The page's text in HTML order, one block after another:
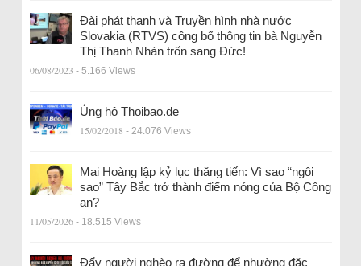
Đài phát thanh và Truyền hình nhà nước
Slovakia (RTVS) công bố thông tin bà Nguyễn
Thị Thanh Nhàn trốn sang Đức!
06/08/2023 - 5.166 Views
Ủng hộ Thoibao.de
15/02/2018 - 24.076 Views
Mai Hoàng lập kỷ lục thăng tiến: Vì sao “ngôi
sao” Tây Bắc trở thành điểm nóng của Bộ Công
an?
11/05/2026 - 18.515 Views
Đẩy người nghèo ra đường để nhường đặc